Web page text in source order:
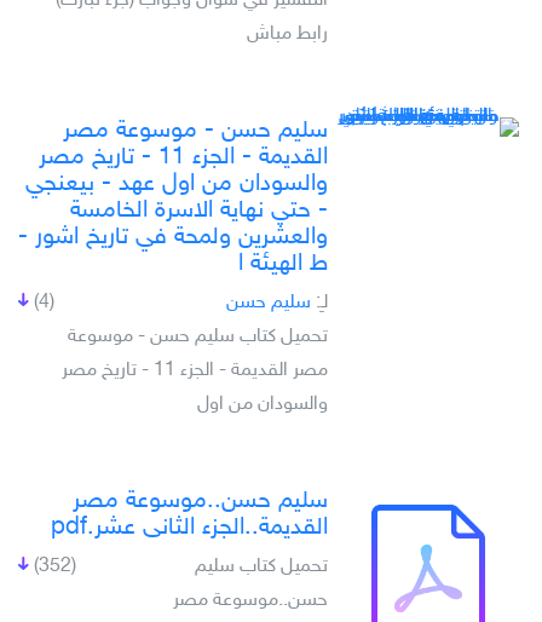
رابط مباش
سليم حسن - موسوعة مصر
القديمة - الجزء 11 - تاريخ مصر
والسودان من اول عهد - بيعنجي
- حتي نهاية الاسرة الخامسة
والعشرين ولمحة في تاريخ اشور -
ط الهيئة ا
(4) لـِ: سليم حسن
تحميل كتاب سليم حسن - موسوعة
مصر القديمة - الجزء 11 - تاريخ مصر
والسودان من اول
سليم حسن..موسوعة مصر
القديمة..الجزء الثانى عشر.pdf
(352)
تحميل كتاب سليم
حسن..موسوعة مصر